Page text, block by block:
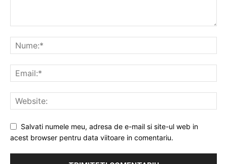
Salvati numele meu, adresa de e-mail si site-ul web in
acest browser pentru data viitoare in comentariu.